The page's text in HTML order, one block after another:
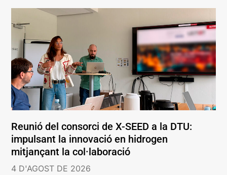
Reunió del consorci de X-SEED a la DTU:
impulsant la innovació en hidrogen
mitjançant la col·laboració
4 D'AGOST DE 2026